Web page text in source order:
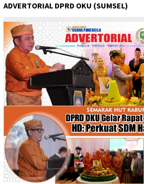
ADVERTORIAL DPRD OKU (SUMSEL)